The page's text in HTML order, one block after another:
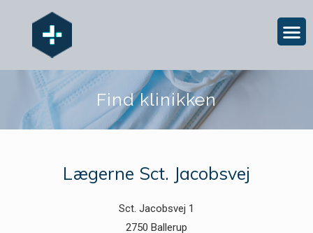
Find klinikken
Lægerne Sct. Jacobsvej
Sct. Jacobsvej 1
2750 Ballerup